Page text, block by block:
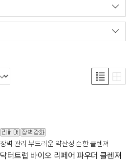
장벽 관리 부드러운 약산성 순한 클렌져
닥터트럽 바이오 리페어 파우더 클렌져